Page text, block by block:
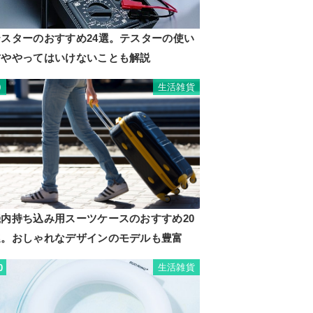
ターのおすすめ24選。テスターの使い
やってはいけないことも解説
生活雑貨
持ち込み用スーツケースのおすすめ20
おしゃれなデザインのモデルも豊富
生活雑貨